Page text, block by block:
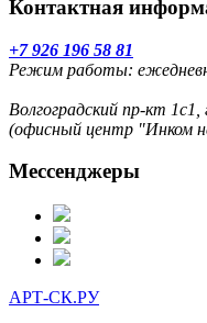
Контактная
+7 926 196 58 81
Режим работы:
Волгоградский пр-кт
(офисный центр "Инком
Мессенджеры
АРТ-СК.РУ